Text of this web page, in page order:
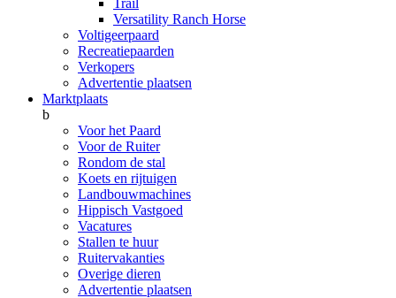
Trail
Versatility Ranch Horse
Voltigeerpaard
Recreatiepaarden
Verkopers
Advertentie plaatsen
Marktplaats
b
Voor het Paard
Voor de Ruiter
Rondom de stal
Koets en rijtuigen
Landbouwmachines
Hippisch Vastgoed
Vacatures
Stallen te huur
Ruitervakanties
Overige dieren
Advertentie plaatsen